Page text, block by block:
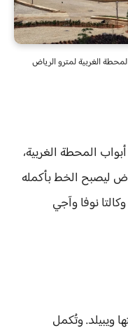
الغربية لمترو الرياض
المحطة الغربية،
ليصبح الخط بأكمله
نوفا وآجي
وقد بنتها ويبيلد. وتُكمل